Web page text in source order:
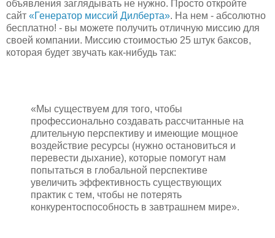
объявления заглядывать не нужно. Просто откройте
сайт «Генератор миссий Дилберта». На нем - абсолютно
бесплатно! - вы можете получить отличную миссию для
своей компании. Миссию стоимостью 25 штук баксов,
которая будет звучать как-нибудь так:
«Мы существуем для того, чтобы
профессионально создавать рассчитанные на
длительную перспективу и имеющие мощное
воздействие ресурсы (нужно остановиться и
перевести дыхание), которые помогут нам
попытаться в глобальной перспективе
увеличить эффективность существующих
практик с тем, чтобы не потерять
конкурентоспособность в завтрашнем мире».